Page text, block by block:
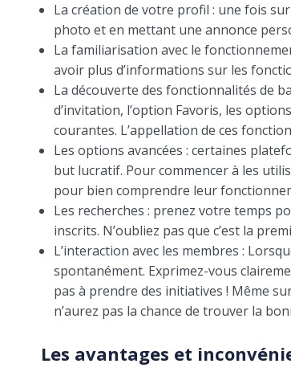
La création de votre profil : une fois
photo et en mettant une annonce
La familiarisation avec le
avoir plus d’informations sur les
La découverte des fonctionnalités de
d’invitation, l’option Favoris, les
courantes. L’appellation de ces
Les options avancées : certaines
but lucratif. Pour commencer à les
pour bien comprendre leur
Les recherches : prenez votre temps
inscrits. N’oubliez pas que c’est la
L’interaction avec les membres :
spontanément. Exprimez-vous
pas à prendre des initiatives ! Même
n’aurez pas la chance de trouver la
Les avantages et